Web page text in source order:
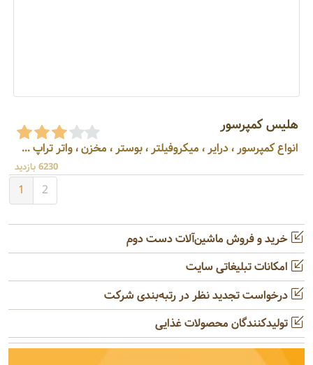
هلیس کمپرسور
انواع کمپرسور ، درایر ، میکروفیلتر ، بوستر ، مخزن ، واتر تراپ ...
6230 بازدید
1 2
خرید و فروش ماشین‌آلات دست دوم
امکانات تبلیغاتی سایت
درخواست تجدید نظر در رتبه‌بندی شرکت
تولیدکنندگان محصولات غذایی